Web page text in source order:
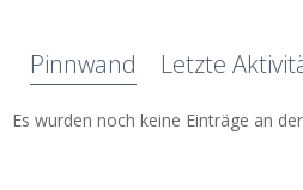
Pinnwand Letzte
Es wurden noch keine Einträge an